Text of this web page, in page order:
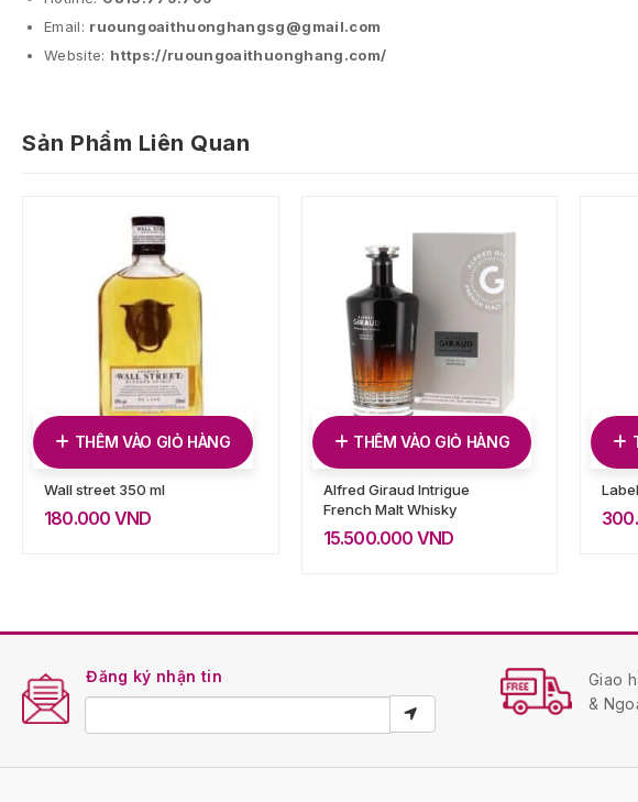
Email: ruoungoaithuonghangsg@gmail.com
Website: https://ruoungoaithuonghang.com/
Sản Phẩm Liên Quan
THÊM VÀO GIỎ HÀNG
Wall street 350 ml
180.000 VND
THÊM VÀO GIỎ HÀNG
Alfred Giraud Intrigue
French Malt Whisky
15.500.000 VND
Đăng ký nhận tin
Giao
&